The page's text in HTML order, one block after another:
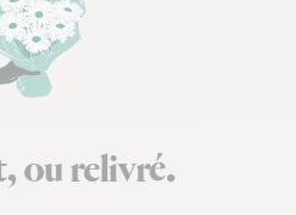
ou relivré.